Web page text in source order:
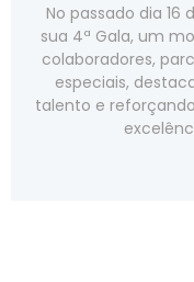
No passado dia 16
sua 4ª Gala, um
colaboradores,
especiais,
talento e